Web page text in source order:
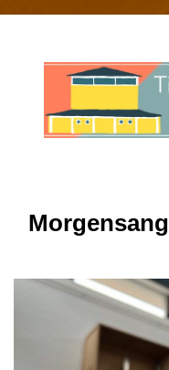
Morgensang